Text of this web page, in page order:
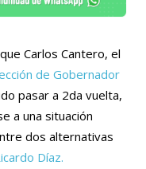
Carlos Cantero, el
de Gobernador
pasar a 2da vuelta,
a una situación
dos alternativas
Díaz.